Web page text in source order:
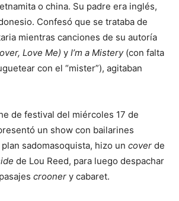
o china. Su padre era inglés,
Confesó que se trataba de
mientras canciones de su autoría
Love Me) y I’m a Mistery(con falta
con el “mister”), agitaban
de festival del miércoles 17 de
un show con bailarines
sadomasoquista, hizo un cover de
de Lou Reed, para luego despachar
crooner y cabaret.